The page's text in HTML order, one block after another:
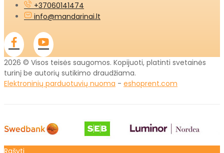
+37060141474
info@mandarinai.lt
2026 © Visos teisės saugomos. Kopijuoti, platinti svetainės
turinį be autorių sutikimo draudžiama.
Elektroninių parduotuvių nuoma - eshoprent.com